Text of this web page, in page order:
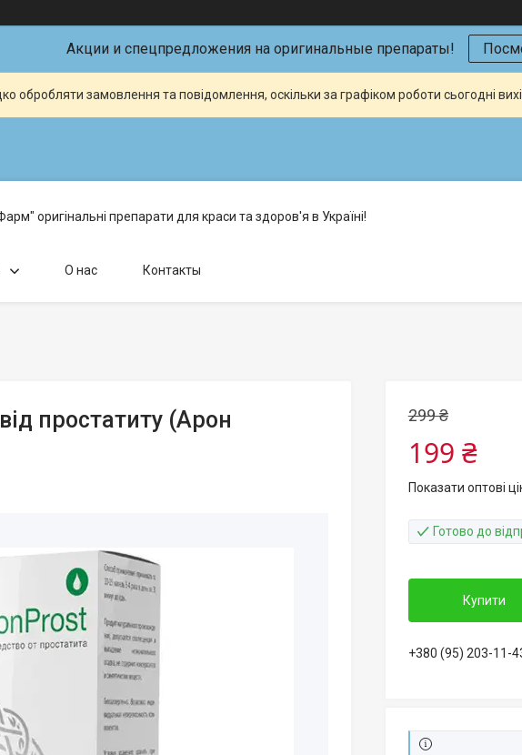
Акции и спецпредложения на оригинальные препараты!
обробляти замовлення та повідомлення, оскільки за графіком роботи сьогодні
оригінальні препарати для краси та здоров'я в Україні!
О нас Контакты
простатиту (Арон
299 ₴
199 ₴
Показати оптові
Готово до
Купити
+380 (95) 203-11-